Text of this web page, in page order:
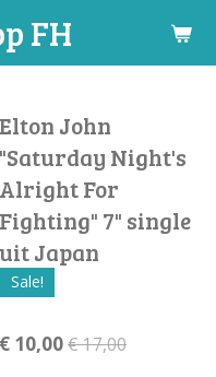
FH
Elton John
"Saturday Night's
Alright For
Fighting" 7" single
uit Japan
Sale!
€ 10,00€ 17,00